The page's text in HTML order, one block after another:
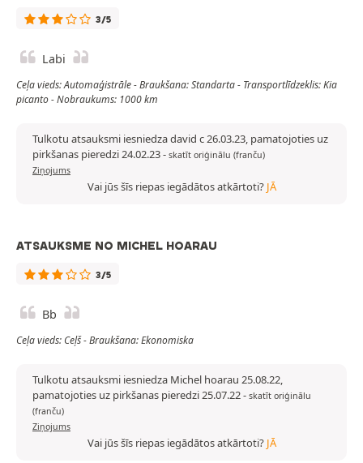
3/5
Labi
Ceļa vieds: Automaģistrāle - Braukšana: Standarta - Transportlīdzeklis: Kia
picanto - Nobraukums: 1000 km
Tulkotu atsauksmi iesniedza david c 26.03.23, pamatojoties uz
pirkšanas pieredzi 24.02.23- skatīt oriģinālu (franču)
Ziņojums
Vai jūs šīs riepas iegādātos atkārtoti? JĀ
ATSAUKSME NO MICHEL HOARAU
3/5
Bb
Ceļa vieds: Ceļš - Braukšana: Ekonomiska
Tulkotu atsauksmi iesniedza Michel hoarau 25.08.22,
pamatojoties uz pirkšanas pieredzi 25.07.22- skatīt oriģinālu
(franču)
Ziņojums
Vai jūs šīs riepas iegādātos atkārtoti? JĀ